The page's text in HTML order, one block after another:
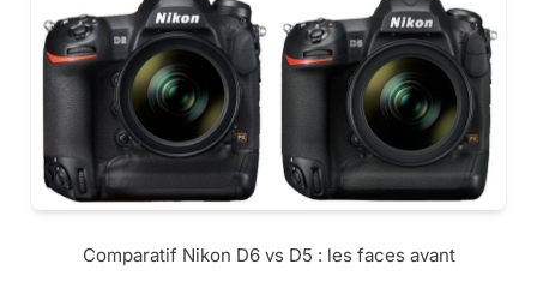
Comparatif Nikon D6 vs D5 : les faces avant